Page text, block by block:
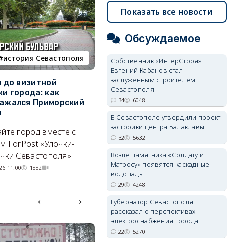
история Севастополя
до визитной
города: как
Приморский
город вместе с
ForPost «Улочки-
Севастополя».
11:00 1882
недвижимость
Севастополь стал лидером
ЮФО по падению
строительства, но с одним
Кризис ударил по регионам
совершенно по-разному.
07/08/2026 20:02 4297
Показать все новости
Обсуждаемое
Собственник «ИнтерСтроя»
Евгений Кабанов стал
заслуженным строителем
Севастополя
34 6048
В Севастополе утвердили проект
застройки центра Балаклавы
32 5632
Возле памятника «Солдату и
Матросу» появятся каскадные
водопады
29 4248
Губернатор Севастополя
рассказал о перспективах
электроснабжения города
22 5270